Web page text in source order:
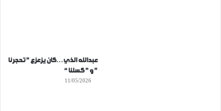
عبدالله الذي…كان يزعزع ” تحجرنا
” و ” كسلنا “
11/05/2026